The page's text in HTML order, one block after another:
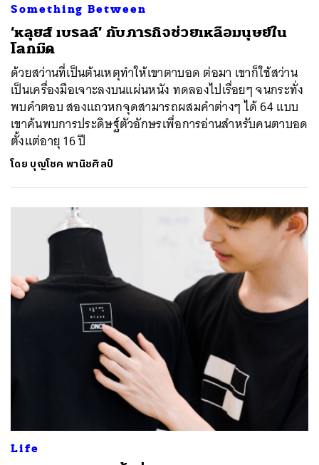
Something Between
‘หลุยส์ เบรลล์’ กับภารกิจช่วยเหลือมนุษย์ใน
โลกมืด
ด้วยสว่านที่เป็นต้นเหตุทำให้เขาตาบอด ต่อมา เขาก็ใช้สว่าน
เป็นเครื่องมือเจาะลงบนแผ่นหนัง ทดลองไปเรื่อยๆ จนกระทั่ง
พบคำตอบ สองแถวหกจุดสามารถผสมคำต่างๆ ได้ 64 แบบ
เขาค้นพบการประดิษฐ์ตัวอักษรเพื่อการอ่านสำหรับคนตาบอด
ตั้งแต่อายุ 16 ปี
โดย บุญโชค พานิชศิลป์
Life